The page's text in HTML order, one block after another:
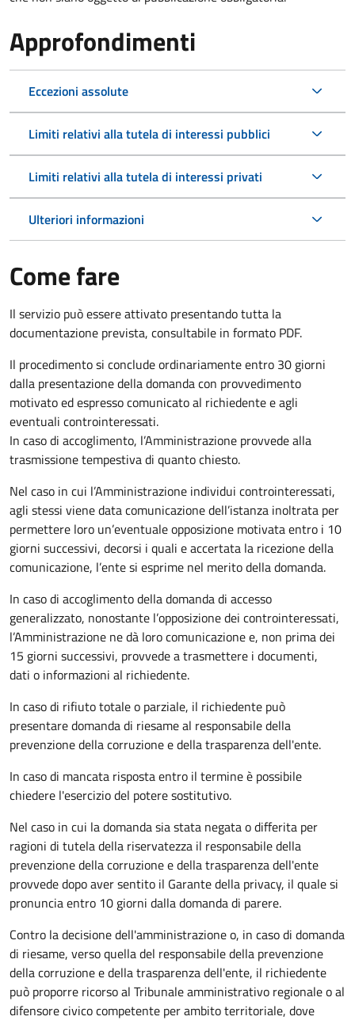
Approfondimenti
Eccezioni assolute
Limiti relativi alla tutela di interessi pubblici
Limiti relativi alla tutela di interessi privati
Ulteriori informazioni
Come fare
Il servizio può essere attivato presentando tutta la
documentazione prevista, consultabile in formato PDF.
Il procedimento si conclude ordinariamente entro 30 giorni
dalla presentazione della domanda con provvedimento
motivato ed espresso comunicato al richiedente e agli
eventuali controinteressati.
In caso di accoglimento, l’Amministrazione provvede alla
trasmissione tempestiva di quanto chiesto.
Nel caso in cui l’Amministrazione individui controinteressati,
agli stessi viene data comunicazione dell’istanza inoltrata per
permettere loro un’eventuale opposizione motivata entro i 10
giorni successivi, decorsi i quali e accertata la ricezione della
comunicazione, l’ente si esprime nel merito della domanda.
In caso di accoglimento della domanda di accesso
generalizzato, nonostante l’opposizione dei controinteressati,
l’Amministrazione ne dà loro comunicazione e, non prima dei
15 giorni successivi, provvede a trasmettere i documenti,
dati o informazioni al richiedente.
In caso di rifiuto totale o parziale, il richiedente può
presentare domanda di riesame al responsabile della
prevenzione della corruzione e della trasparenza dell'ente.
In caso di mancata risposta entro il termine è possibile
chiedere l'esercizio del potere sostitutivo.
Nel caso in cui la domanda sia stata negata o differita per
ragioni di tutela della riservatezza il responsabile della
prevenzione della corruzione e della trasparenza dell'ente
provvede dopo aver sentito il Garante della privacy, il quale si
pronuncia entro 10 giorni dalla domanda di parere.
Contro la decisione dell'amministrazione o, in caso di domanda
di riesame, verso quella del responsabile della prevenzione
della corruzione e della trasparenza dell'ente, il richiedente
può proporre ricorso al Tribunale amministrativo regionale o al
difensore civico competente per ambito territoriale, dove